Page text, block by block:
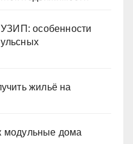
УЗИП: особенности
жильё на
модульные дома